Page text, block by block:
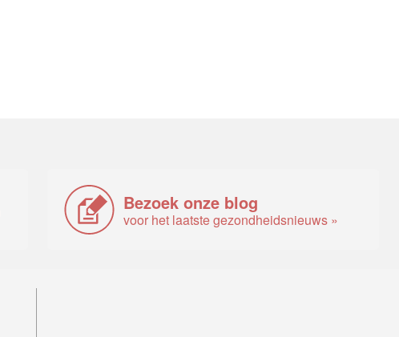
Bezoek onze blog
voor het laatste gezondheidsnieuws »